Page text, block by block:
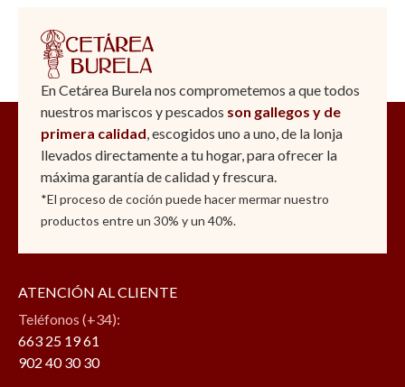
En Cetárea Burela nos comprometemos a que todos
nuestros mariscos y pescados son gallegos y de
primera calidad, escogidos uno a uno, de la lonja
llevados directamente a tu hogar, para ofrecer la
máxima garantía de calidad y frescura.
*El proceso de coción puede hacer mermar nuestro
productos entre un 30% y un 40%.
ATENCIÓN AL CLIENTE
Teléfonos (+34):
663 25 19 61
902 40 30 30